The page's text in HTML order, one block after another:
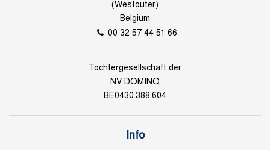
(Westouter)
Belgium
00 32 57 44 51 66
Tochtergesellschaft der
NV DOMINO
BE0430.388.604
Info